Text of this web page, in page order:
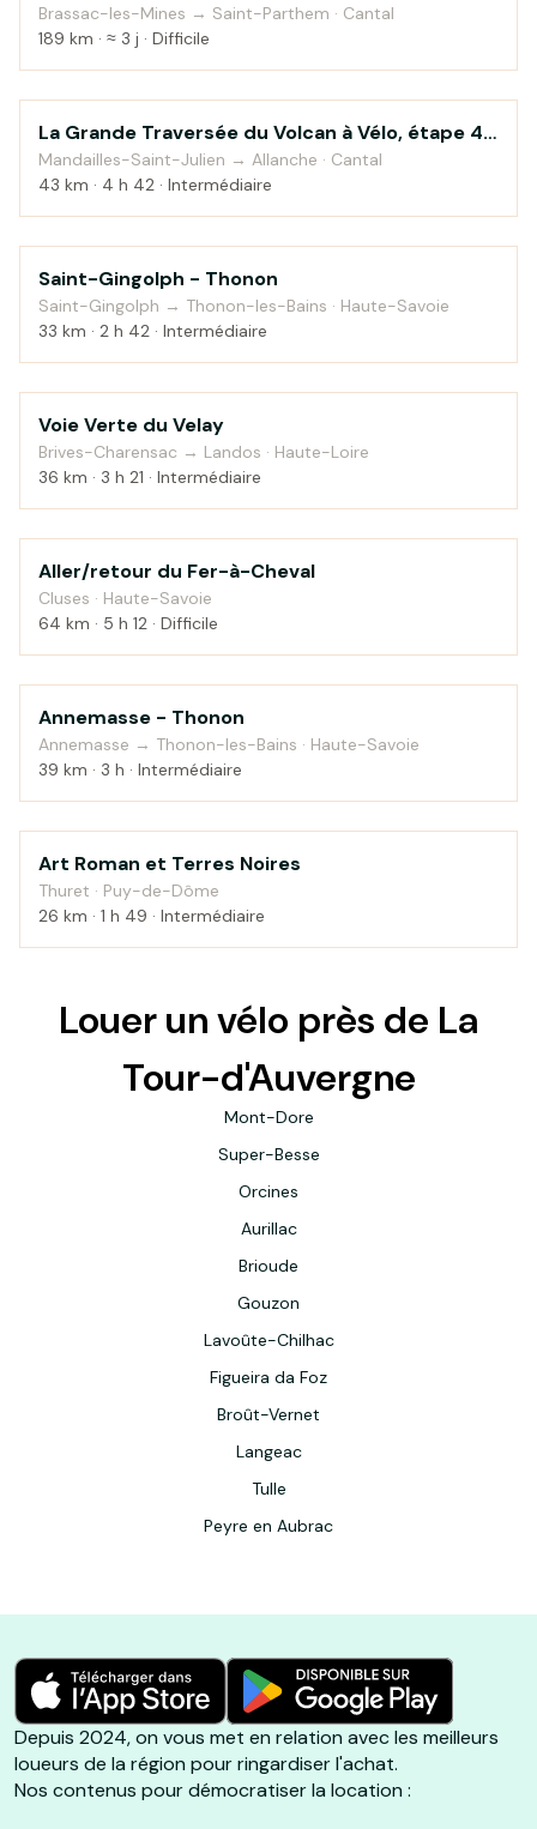
Brassac-les-Mines → Saint-Parthem · Cantal
189 km · ≈ 3 j · Difficile
Montagne
La Grande Traversée du Volcan à Vélo, étape 4,
Mandailles-Saint-Julien / Allanche
Mandailles-Saint-Julien → Allanche · Cantal
43 km · 4 h 42 · Intermédiaire
Campagne
Saint-Gingolph - Thonon
Saint-Gingolph → Thonon-les-Bains · Haute-Savoie
33 km · 2 h 42 · Intermédiaire
Montagne
Voie Verte du Velay
Brives-Charensac → Landos · Haute-Loire
36 km · 3 h 21 · Intermédiaire
Montagne
Aller/retour du Fer-à-Cheval
Cluses · Haute-Savoie
64 km · 5 h 12 · Difficile
Campagne
Annemasse - Thonon
Annemasse → Thonon-les-Bains · Haute-Savoie
39 km · 3 h · Intermédiaire
Campagne
Art Roman et Terres Noires
Thuret · Puy-de-Dôme
26 km · 1 h 49 · Intermédiaire
Louer un vélo près de La
Tour-d'Auvergne
Mont-Dore
Super-Besse
Orcines
Aurillac
Brioude
Gouzon
Lavoûte-Chilhac
Figueira da Foz
Broût-Vernet
Langeac
Tulle
Peyre en Aubrac
Depuis 2024, on vous met en relation avec les meilleurs
loueurs de la région pour ringardiser l'achat.
Nos contenus pour démocratiser la location :